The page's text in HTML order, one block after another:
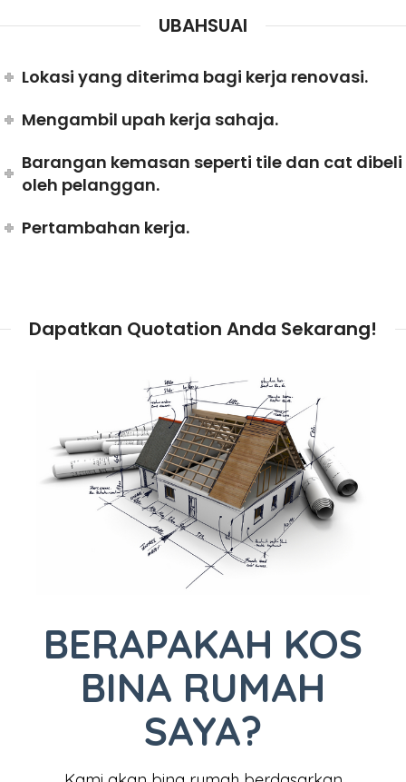
UBAHSUAI
Lokasi yang diterima bagi kerja renovasi.
Mengambil upah kerja sahaja.
Barangan kemasan seperti tile dan cat dibeli
oleh pelanggan.
Pertambahan kerja.
Dapatkan Quotation Anda Sekarang!
BERAPAKAH KOS
BINA RUMAH
SAYA?